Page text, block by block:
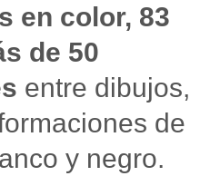
en color, 83
de 50
entre dibujos,
de
y negro.